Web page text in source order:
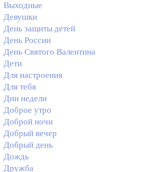
Выходные
Девушки
День защиты детей
День России
День Святого Валентина
Дети
Для настроения
Для тебя
Дни недели
Доброе утро
Доброй ночи
Добрый вечер
Добрый день
Дождь
Дружба